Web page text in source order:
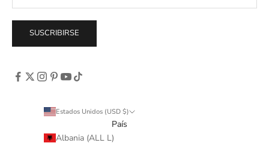
SUSCRIBIRSE
Estados Unidos (USD $)
País
Albania (ALL L)